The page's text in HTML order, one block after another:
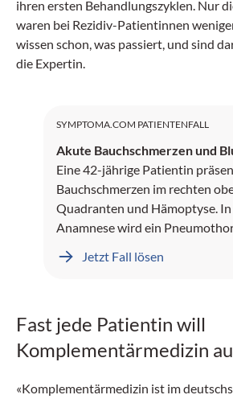
ihren ersten Behandlungszyklen. Nur
waren bei Rezidiv-Patientinnen
wissen schon, was passiert, und sind
die Expertin.
SYMPTOMA.COM PATIENTENFALL
Akute Bauchschmerzen und
Eine 42-jährige Patientin
Bauchschmerzen im rechten
Quadranten und Hämoptyse.
Anamnese wird ein
Jetzt Fall lösen
Fast jede Patientin will
Komplementärmedizin
«Komplementärmedizin ist im